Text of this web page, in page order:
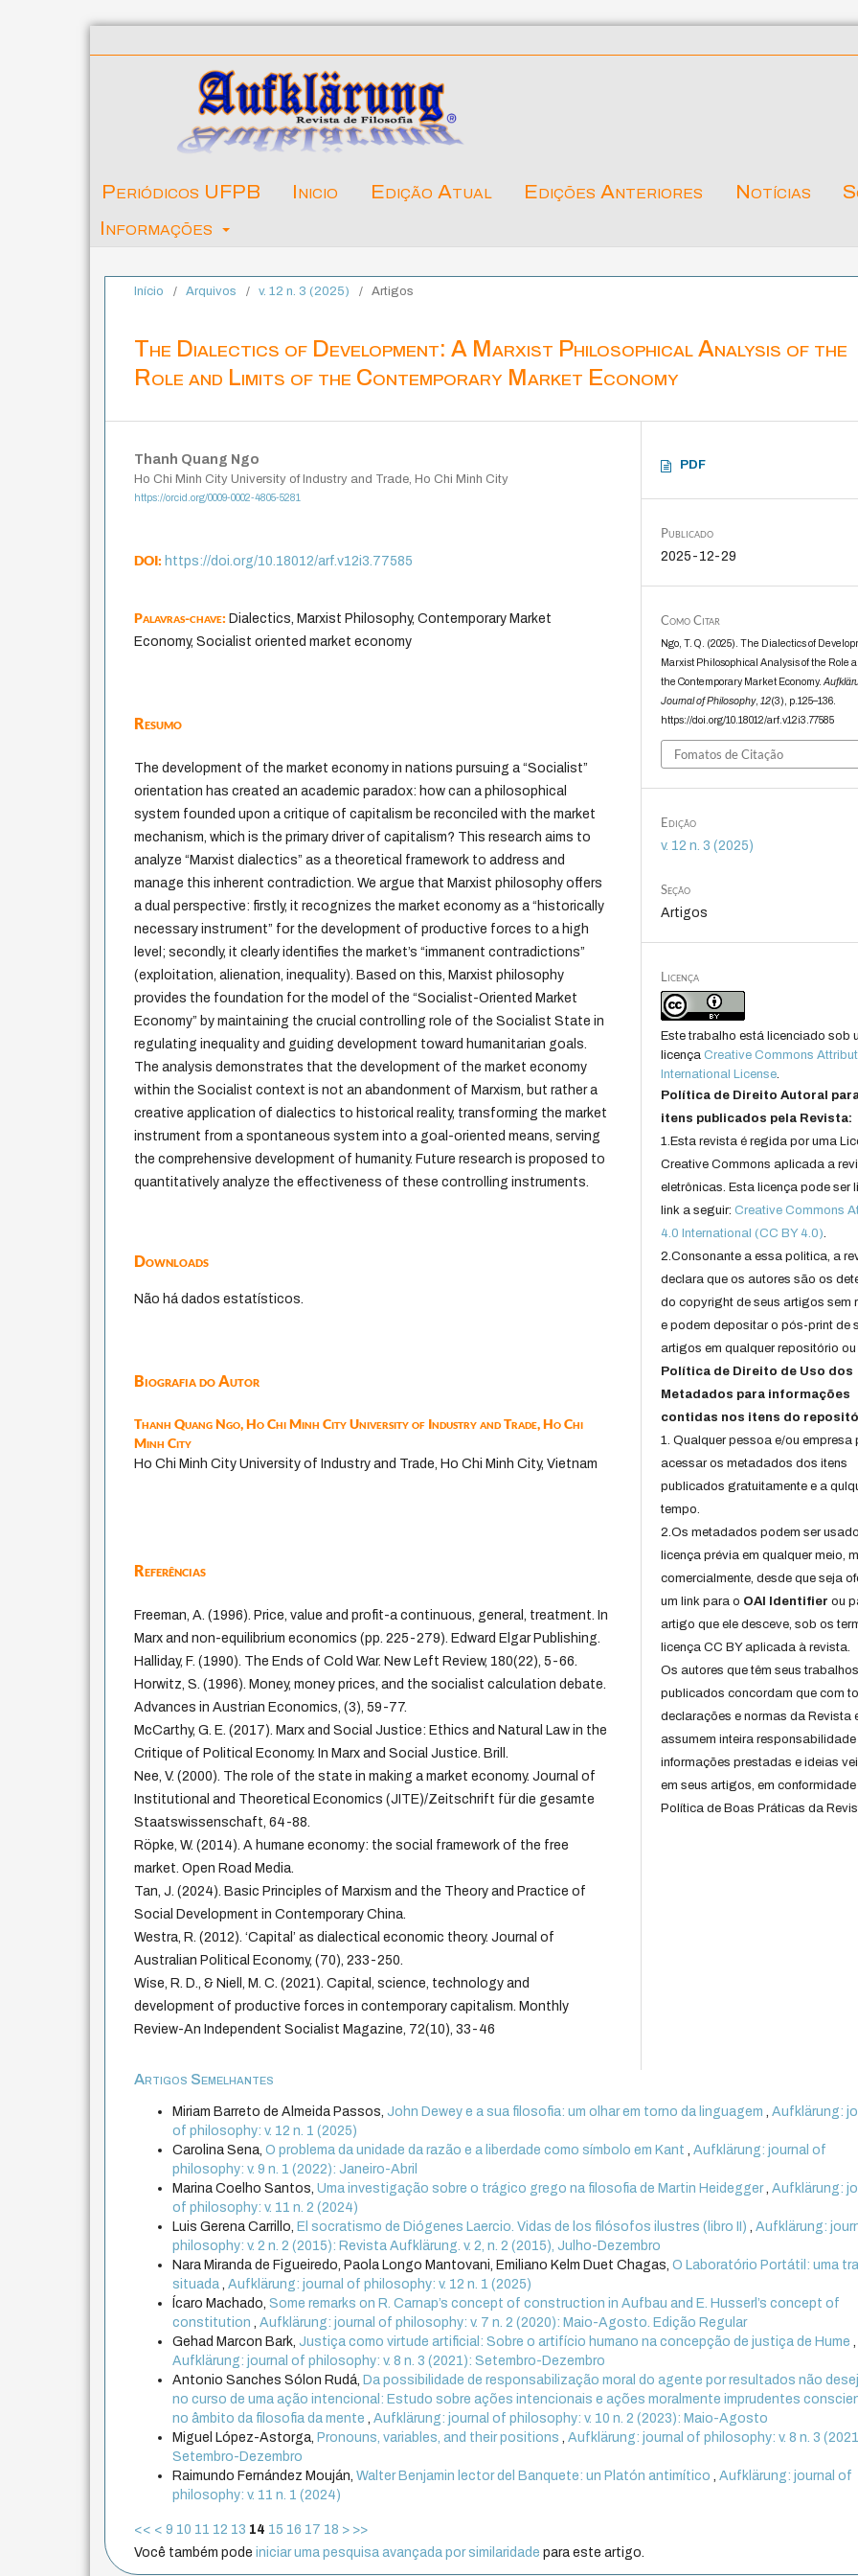
Periódicos UFPB Inicio Edição Atual Edições Anteriores Notícias
Informações
Início / Arquivos / v. 12 n. 3 (2025) / Artigos
The Dialectics of Development: A Marxist Philosophical Analysis of the
Role and Limits of the Contemporary Market Economy
Thanh Quang Ngo
Ho Chi Minh City University of Industry and Trade, Ho Chi Minh City
https://orcid.org/0009-0002-4805-5281
DOI:https://doi.org/10.18012/arf.v12i3.77585
Palavras-chave:Dialectics, Marxist Philosophy, Contemporary Market
Economy, Socialist oriented market economy
Resumo
The development of the market economy in nations pursuing a “Socialist”
orientation has created an academic paradox: how can a philosophical
system founded upon a critique of capitalism be reconciled with the market
mechanism, which is the primary driver of capitalism? This research aims to
analyze “Marxist dialectics” as a theoretical framework to address and
manage this inherent contradiction. We argue that Marxist philosophy offers
a dual perspective: firstly, it recognizes the market economy as a “historically
necessary instrument” for the development of productive forces to a high
level; secondly, it clearly identifies the market’s “immanent contradictions”
(exploitation, alienation, inequality). Based on this, Marxist philosophy
provides the foundation for the model of the “Socialist-Oriented Market
Economy” by maintaining the crucial controlling role of the Socialist State in
regulating inequality and guiding development toward humanitarian goals.
The analysis demonstrates that the development of the market economy
within the Socialist context is not an abandonment of Marxism, but rather a
creative application of dialectics to historical reality, transforming the market
instrument from a spontaneous system into a goal-oriented means, serving
the comprehensive development of humanity. Future research is proposed to
quantitatively analyze the effectiveness of these controlling instruments.
Downloads
Não há dados estatísticos.
Biografia do Autor
Thanh Quang Ngo,Ho Chi Minh City University of Industry and Trade, Ho Chi
Minh City
Ho Chi Minh City University of Industry and Trade, Ho Chi Minh City, Vietnam
Referências
Freeman, A. (1996). Price, value and profit-a continuous, general, treatment. In
Marx and non-equilibrium economics (pp. 225-279). Edward Elgar Publishing.
Halliday, F. (1990). The Ends of Cold War. New Left Review, 180(22), 5-66.
Horwitz, S. (1996). Money, money prices, and the socialist calculation debate.
Advances in Austrian Economics, (3), 59-77.
McCarthy, G. E. (2017). Marx and Social Justice: Ethics and Natural Law in the
Critique of Political Economy. In Marx and Social Justice. Brill.
Nee, V. (2000). The role of the state in making a market economy. Journal of
Institutional and Theoretical Economics (JITE)/Zeitschrift für die gesamte
Staatswissenschaft, 64-88.
Röpke, W. (2014). A humane economy: the social framework of the free
market. Open Road Media.
Tan, J. (2024). Basic Principles of Marxism and the Theory and Practice of
Social Development in Contemporary China.
Westra, R. (2012). ‘Capital’ as dialectical economic theory. Journal of
Australian Political Economy, (70), 233-250.
Wise, R. D., & Niell, M. C. (2021). Capital, science, technology and
development of productive forces in contemporary capitalism. Monthly
Review-An Independent Socialist Magazine, 72(10), 33-46
PDF
Publicado
2025-12-29
Como Citar
Ngo, T. Q. (2025). The Dialectics of
Marxist Philosophical Analysis of the Role
the Contemporary Market Economy.
Journal of Philosophy, 12(3), p.125–136.
https://doi.org/10.18012/arf.v12i3.77585
Fomatos de Citação
Edição
v. 12 n. 3 (2025)
Seção
Artigos
Licença
Este trabalho está licenciado sob
licençaCreative Commons
International License.
Política de Direito Autoral
itens publicados pela Revista:
1.Esta revista é regida por uma
Creative Commons aplicada a
eletrônicas. Esta licença pode ser
link a seguir:Creative Commons
4.0 International (CC BY 4.0).
2.Consonante a essa politica, a
declara que os autores são os
do copyright de seus artigos sem
e podem depositar o pós-print de
artigos em qualquer repositório ou
Política de Direito de Uso dos
Metadados para informações
contidas nos itens do
1. Qualquer pessoa e/ou empresa
acessar os metadados dos itens
publicados gratuitamente e a
tempo.
2.Os metadados podem ser
licença prévia em qualquer meio,
comercialmente, desde que seja
um link para o OAI Identifier ou
artigo que ele desceve, sob os
licença CC BY aplicada à revista.
Os autores que têm seus trabalhos
publicados concordam que com
declarações e normas da Revista
assumem inteira responsabilidade
informações prestadas e ideias
em seus artigos, em
Política de Boas Práticas da
Artigos Semelhantes
Miriam Barreto de Almeida Passos,John Dewey e a sua filosofia: um olhar em torno da linguagem,Aufklärung:
of philosophy: v. 12 n. 1 (2025)
Carolina Sena,O problema da unidade da razão e a liberdade como símbolo em Kant,Aufklärung: journal of
philosophy: v. 9 n. 1 (2022): Janeiro-Abril
Marina Coelho Santos,Uma investigação sobre o trágico grego na filosofia de Martin Heidegger,Aufklärung:
of philosophy: v. 11 n. 2 (2024)
Luis Gerena Carrillo, El socratismo de Diógenes Laercio. Vidas de los filósofos ilustres (libro II),Aufklärung:
philosophy: v. 2 n. 2 (2015): Revista Aufklärung. v. 2, n. 2 (2015), Julho-Dezembro
Nara Miranda de Figueiredo, Paola Longo Mantovani, Emiliano Kelm Duet Chagas,O Laboratório Portátil: uma
situada,Aufklärung: journal of philosophy: v. 12 n. 1 (2025)
Ícaro Machado,Some remarks on R. Carnap’s concept of construction in Aufbau and E. Husserl’s concept of
constitution,Aufklärung: journal of philosophy: v. 7 n. 2 (2020): Maio-Agosto. Edição Regular
Gehad Marcon Bark,Justiça como virtude artificial: Sobre o artifício humano na concepção de justiça de Hume,
Aufklärung: journal of philosophy: v. 8 n. 3 (2021): Setembro-Dezembro
Antonio Sanches Sólon Rudá, Da possibilidade de responsabilização moral do agente por resultados não
no curso de uma ação intencional: Estudo sobre ações intencionais e ações moralmente imprudentes
no âmbito da filosofia da mente,Aufklärung: journal of philosophy: v. 10 n. 2 (2023): Maio-Agosto
Miguel López-Astorga, Pronouns, variables, and their positions,Aufklärung: journal of philosophy: v. 8 n. 3
Setembro-Dezembro
Raimundo Fernández Mouján,Walter Benjamin lector del Banquete: un Platón antimítico,Aufklärung: journal of
philosophy: v. 11 n. 1 (2024)
<< < 9 10 11 12 13 14 15 16 17 18 > >>
Você também podeiniciar uma pesquisa avançada por similaridade para este artigo.